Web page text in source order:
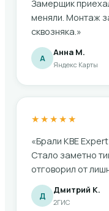
Замерщик
меняли. Монтаж
сквозняка.»
А
Анна М.
Яндекс Карты
★★★★★
«Брали KBE
Стало заметно
отговорил от
Д
Дмитрий К.
2ГИС